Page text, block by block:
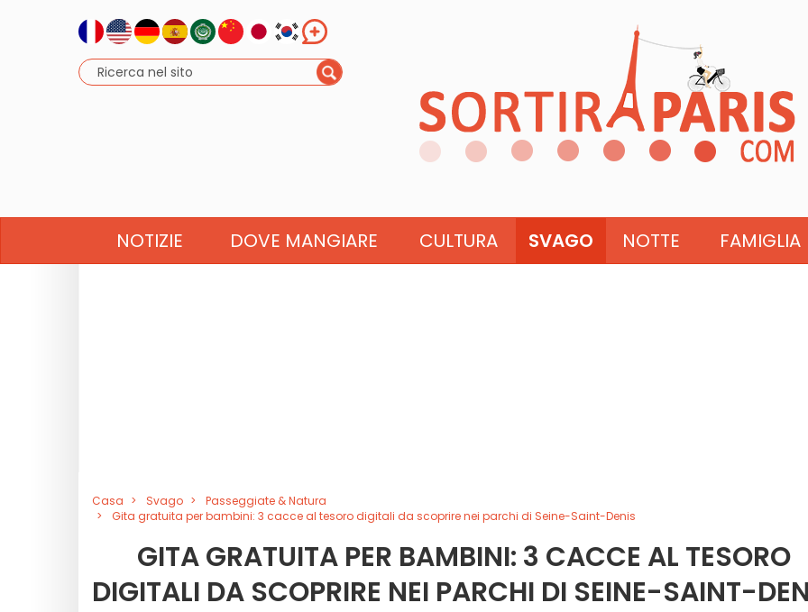
NOTIZIE DOVE MANGIARE CULTURA SVAGO NOTTE FAMIGLIA
Casa Svago
Passeggiate & Natura
Gita gratuita per bambini: 3 cacce al tesoro digitali da scoprire nei parchi di Seine-Saint-Denis
GITA GRATUITA PER BAMBINI: 3 CACCE AL TESORO
DIGITALI DA SCOPRIRE NEI PARCHI DI SEINE-SAINT-